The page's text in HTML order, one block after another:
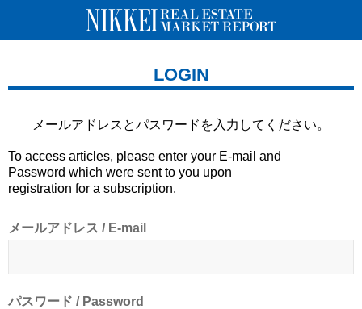
LOGIN
メールアドレスとパスワードを 入力してください。
To access articles, please enter your E-mail and
Password which were sent to you upon
registration for a subscription.
メールアドレス / E-mail
パスワード / Password